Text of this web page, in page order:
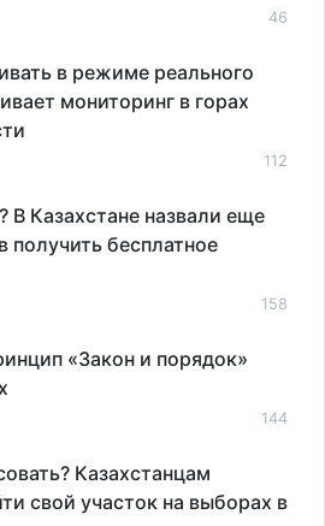
46
в режиме реального
мониторинг в горах
112
В Казахстане назвали еще
получить бесплатное
158
«Закон и порядок»
144
Казахстанцам
свой участок на выборах в